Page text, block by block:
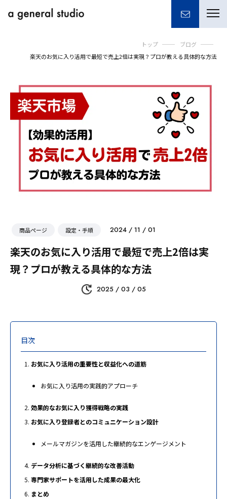
トップ
ブログ
楽天のお気に入り活用で最短で売上2倍は実現？プロが教える具体的な方法
商品ページ 設定・手順 2024 / 11 / 01
楽天のお気に入り活用で最短で売上2倍は実
現？プロが教える具体的な方法
2025 / 03 / 05
目次
お気に入り活用の重要性と収益化への道筋
お気に入り活用の実践的アプローチ
効果的なお気に入り獲得戦略の実践
お気に入り登録者とのコミュニケーション設計
メールマガジンを活用した継続的なエンゲージメント
データ分析に基づく継続的な改善活動
専門家サポートを活用した成果の最大化
まとめ